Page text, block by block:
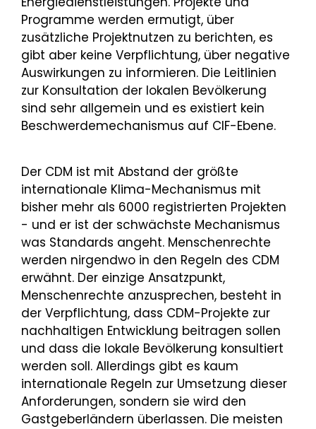
Programme werden ermutigt, über
zusätzliche Projektnutzen zu berichten, es
gibt aber keine Verpflichtung, über negative
Auswirkungen zu informieren. Die Leitlinien
zur Konsultation der lokalen Bevölkerung
sind sehr allgemein und es existiert kein
Beschwerdemechanismus auf CIF-Ebene.
Der CDM ist mit Abstand der größte
internationale Klima-Mechanismus mit
bisher mehr als 6000 registrierten Projekten
- und er ist der schwächste Mechanismus
was Standards angeht. Menschenrechte
werden nirgendwo in den Regeln des CDM
erwähnt. Der einzige Ansatzpunkt,
Menschenrechte anzusprechen, besteht in
der Verpflichtung, dass CDM-Projekte zur
nachhaltigen Entwicklung beitragen sollen
und dass die lokale Bevölkerung konsultiert
werden soll. Allerdings gibt es kaum
internationale Regeln zur Umsetzung dieser
Anforderungen, sondern sie wird den
Gastgeberländern überlassen. Die meisten